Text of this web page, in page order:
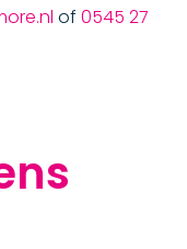
of 0545 27